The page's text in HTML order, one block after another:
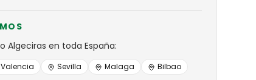
Algeciras en toda España:
Valencia Sevilla Malaga Bilbao